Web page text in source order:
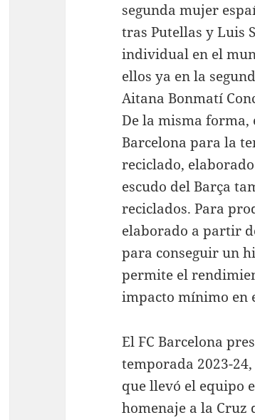
segunda mujer
tras Putellas y Luis
individual en el
ellos ya en la
Aitana Bonmatí
De la misma forma,
Barcelona para la
reciclado,
escudo del Barça
reciclados. Para
elaborado a partir
para conseguir un
permite el
impacto mínimo en
El FC Barcelona
temporada 2023-
que llevó el equipo
homenaje a la Cruz